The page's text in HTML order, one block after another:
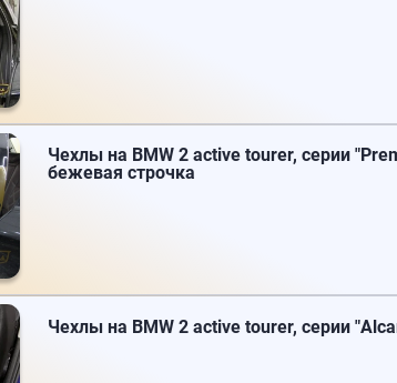
Чехлы на BMW 2 active tourer, серии
бежевая строчка
Чехлы на BMW 2 active tourer, серии